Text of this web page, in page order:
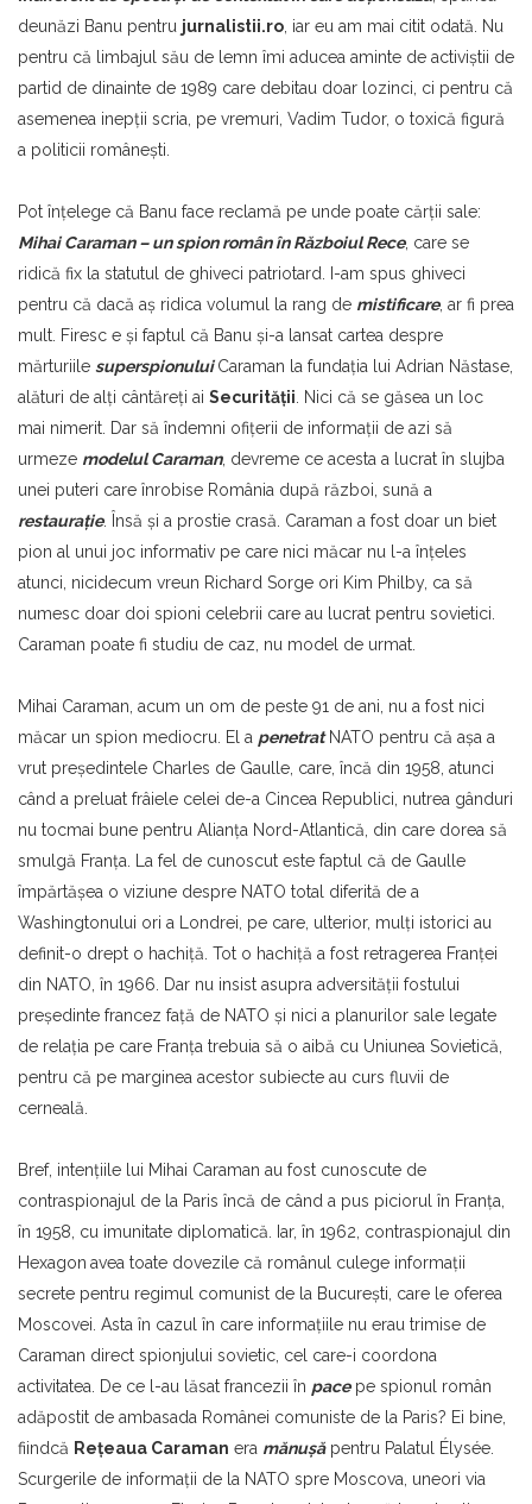
deunăzi Banu pentru jurnalistii.ro , iar eu am mai citit odată. Nu
pentru că limbajul său de lemn îmi aducea aminte de activiştii de
partid de dinainte de 1989 care debitau doar lozinci, ci pentru că
asemenea inepţii scria, pe vremuri, Vadim Tudor, o toxică figură
a politicii româneşti.
Pot înţelege că Banu face reclamă pe unde poate cărţii sale:
Mihai Caraman – un spion român în Războiul Rece, care se
ridică fix la statutul de ghiveci patriotard. I-am spus ghiveci
pentru că dacă aş ridica volumul la rang de mistificare, ar fi prea
mult. Firesc e şi faptul că Banu şi-a lansat cartea despre
mărturiile superspionuluiCaraman la fundaţia lui Adrian Năstase,
alături de alţi cântăreţi ai Securităţii . Nici că se găsea un loc
mai nimerit. Dar să îndemni ofiţerii de informaţii de azi să
urmeze modelul Caraman, devreme ce acesta a lucrat în slujba
unei puteri care înrobise România după război, sună a
restauraţie. Însă şi a prostie crasă. Caraman a fost doar un biet
pion al unui joc informativ pe care nici măcar nu l-a înţeles
atunci, nicidecum vreun Richard Sorge ori Kim Philby, ca să
numesc doar doi spioni celebrii care au lucrat pentru sovietici.
Caraman poate fi studiu de caz, nu model de urmat.
Mihai Caraman, acum un om de peste 91 de ani, nu a fost nici
măcar un spion mediocru. El a penetratNATO pentru că aşa a
vrut preşedintele Charles de Gaulle, care, încă din 1958, atunci
când a preluat frâiele celei de-a Cincea Republici, nutrea gânduri
nu tocmai bune pentru Alianţa Nord-Atlantică, din care dorea să
smulgă Franţa. La fel de cunoscut este faptul că de Gaulle
împărtăşea o viziune despre NATO total diferită de a
Washingtonului ori a Londrei, pe care, ulterior, mulţi istorici au
definit-o drept o hachiţă. Tot o hachiţă a fost retragerea Franţei
din NATO, în 1966. Dar nu insist asupra adversităţii fostului
preşedinte francez faţă de NATO şi nici a planurilor sale legate
de relaţia pe care Franţa trebuia să o aibă cu Uniunea Sovietică,
pentru că pe marginea acestor subiecte au curs fluvii de
cerneală.
Bref, intenţiile lui Mihai Caraman au fost cunoscute de
contraspionajul de la Paris încă de când a pus piciorul în Franţa,
în 1958, cu imunitate diplomatică. Iar, în 1962, contraspionajul din
Hexagon avea toate dovezile că românul culege informaţii
secrete pentru regimul comunist de la Bucureşti, care le oferea
Moscovei. Asta în cazul în care informaţiile nu erau trimise de
Caraman direct spionjului sovietic, cel care-i coordona
activitatea. De ce l-au lăsat francezii în pacepe spionul român
adăpostit de ambasada Românei comuniste de la Paris? Ei bine,
fiindcă Reţeaua Caraman era mănuşăpentru Palatul Élysée.
Scurgerile de informaţii de la NATO spre Moscova, uneori via